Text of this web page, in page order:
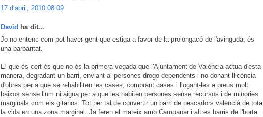
17 d’abril, 2010 08:09
David ha dit...
Jo no entenc com pot haver gent que estiga a favor de la prolongacó de l'avinguda, és
una barbaritat.
El que és cert és que no és la primera vegada que l'Ajuntament de València actua d'esta
manera, degradant un barri, enviant al persones drogo-dependents i no donant llicència
d'obres per a que se rehabiliten les cases, comprant cases i llogant-les a preus molt
baixos sense llum ni aigua per a que les habiten persones sense recursos i de minories
marginals com els gitanos. Tot per tal de convertir un barri de pescadors valencià de tota
la vida en una zona marginal. Ja feren el mateix amb Campanar i altres barris de l'horta